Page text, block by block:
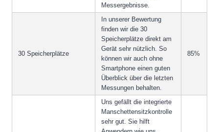
Messergebnisse.
30 Speicherplätze
In unserer Bewertung
finden wir die 30
Speicherplätze direkt am
Gerät sehr nützlich. So
können wir auch ohne
Smartphone einen guten
Überblick über die letzten
Messungen behalten.
85%
Uns gefällt die integrierte
Manschettensitzkontrolle
sehr gut. Sie hilft